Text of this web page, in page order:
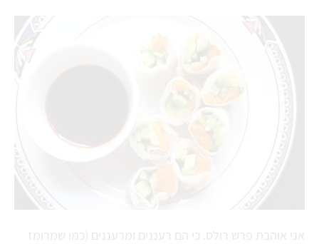
אני אוהבת פרש רולס. כי הם רעננים ומרעננים (כמו שמרומז